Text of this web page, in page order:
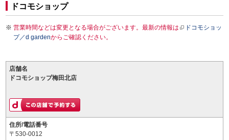
ドコモショップ
営業時間などは変更となる場合がございます。最新の情報は
ドコモショッ
プ／d gardenからご確認ください。
店舗名
ドコモショップ梅田北店
住所/電話番号
〒530-0012